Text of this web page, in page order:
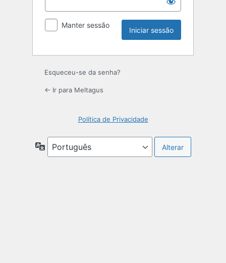
Manter sessão
Esqueceu-se da senha?
← Ir para Meltagus
Política de Privacidade
Idioma